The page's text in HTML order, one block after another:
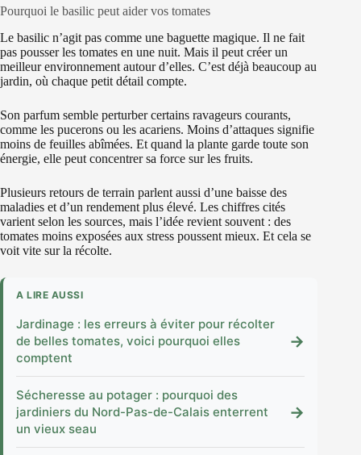
Pourquoi le basilic peut aider vos tomates
Le basilic n’agit pas comme une baguette magique. Il ne fait
pas pousser les tomates en une nuit. Mais il peut créer un
meilleur environnement autour d’elles. C’est déjà beaucoup au
jardin, où chaque petit détail compte.
Son parfum semble perturber certains ravageurs courants,
comme les pucerons ou les acariens. Moins d’attaques signifie
moins de feuilles abîmées. Et quand la plante garde toute son
énergie, elle peut concentrer sa force sur les fruits.
Plusieurs retours de terrain parlent aussi d’une baisse des
maladies et d’un rendement plus élevé. Les chiffres cités
varient selon les sources, mais l’idée revient souvent : des
tomates moins exposées aux stress poussent mieux. Et cela se
voit vite sur la récolte.
A LIRE AUSSI
Jardinage : les erreurs à éviter pour récolter
de belles tomates, voici pourquoi elles
comptent
→
Sécheresse au potager : pourquoi des
jardiniers du Nord-Pas-de-Calais enterrent
un vieux seau
→